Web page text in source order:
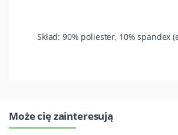
Skład: 90% poliester, 10% spandex
Może cię zainteresują